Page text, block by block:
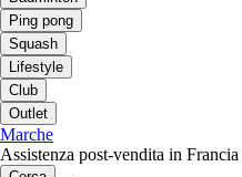
Ping pong
Squash
Lifestyle
Club
Outlet
Marche
Assistenza post-vendita in Francia